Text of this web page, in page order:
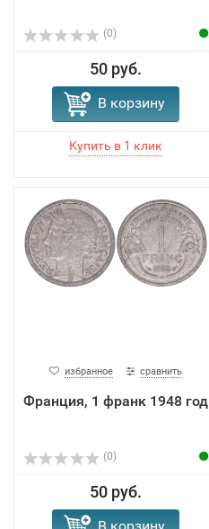
(0)
50 руб.
В корзину
избранное сравнить
Франция, 1 франк 1948 год
(0)
50 руб.
В корзину